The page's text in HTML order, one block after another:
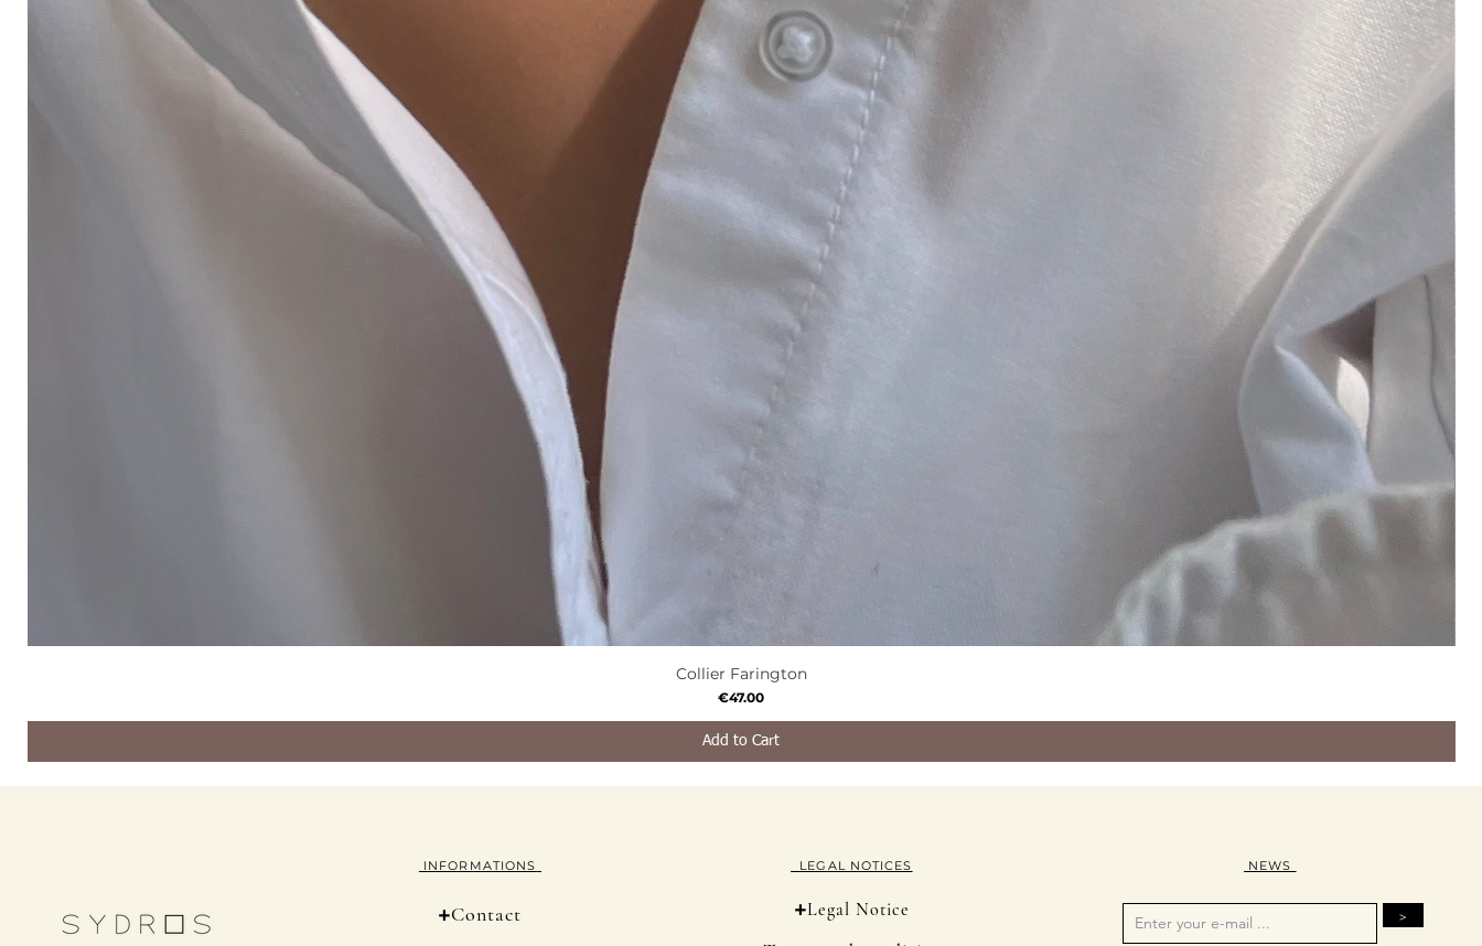
Quick View
Collier Farington
Price
€47.00
Add to Cart
INFORMATIONS
+Contact
LEGAL NOTICES
+Legal Notice
NEWS
>